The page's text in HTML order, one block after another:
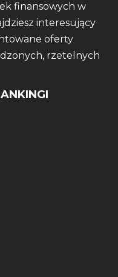
finansowych w
interesujący
oferty
rzetelnych